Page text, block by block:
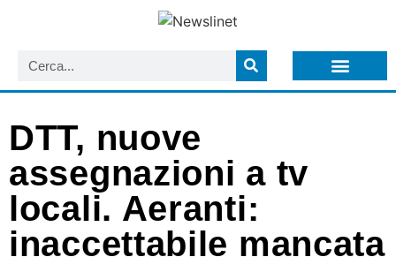
DTT, nuove
assegnazioni a tv
locali. Aeranti:
inaccettabile mancata